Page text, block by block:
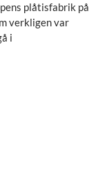
plåtisfabrik på
verkligen var
i